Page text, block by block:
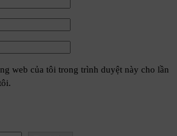
web của tôi trong trình duyệt này cho lần